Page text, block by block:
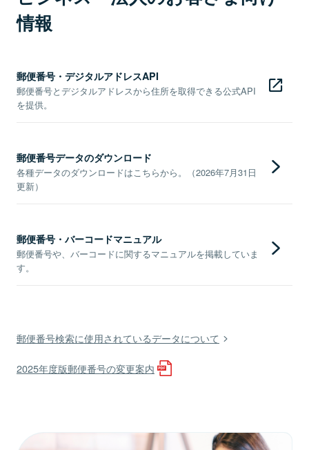
情報
郵便番号・デジタルアドレスAPI
郵便番号とデジタルアドレスから住所を取得できる公式API
を提供。
郵便番号データのダウンロード
各種データのダウンロードはこちらから。（2026年7月31日
更新）
郵便番号・バーコードマニュアル
郵便番号や、バーコードに関するマニュアルを掲載していま
す。
郵便番号検索に使用されているデータについて
2025年度版郵便番号の変更案内